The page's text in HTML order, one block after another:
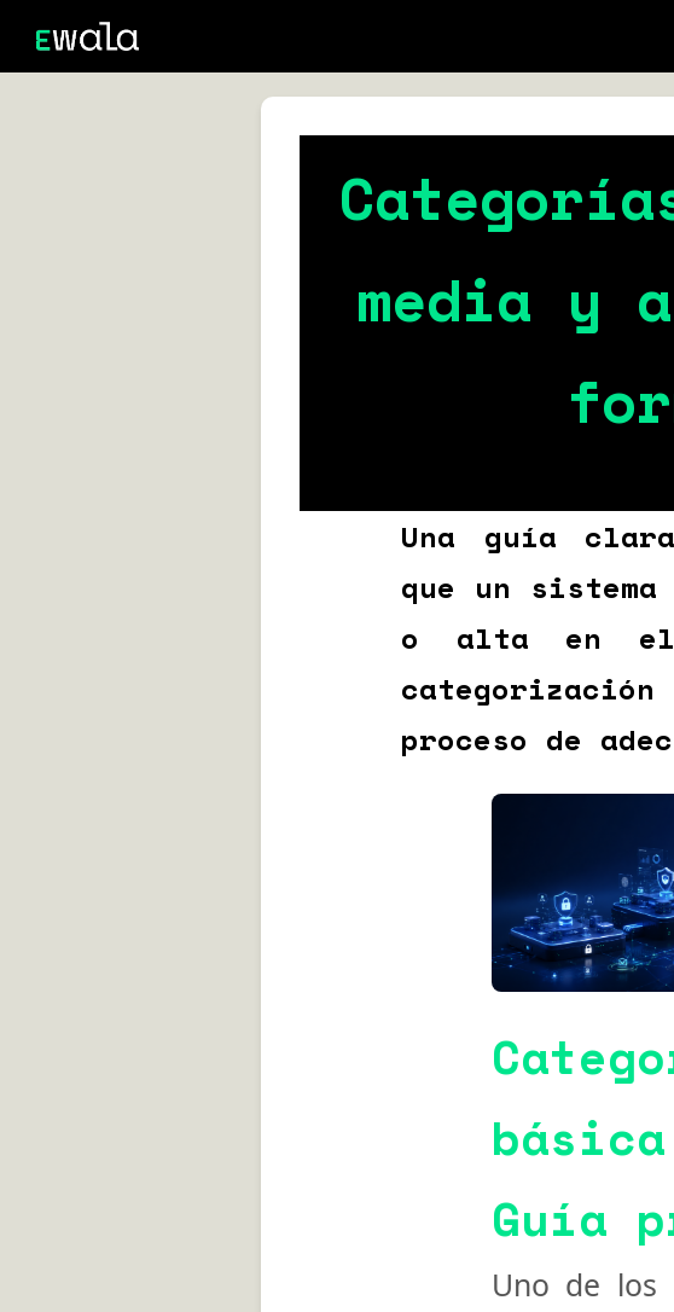
media y
Una guía
que un
o alta en el
proceso de
Guía
Uno de los